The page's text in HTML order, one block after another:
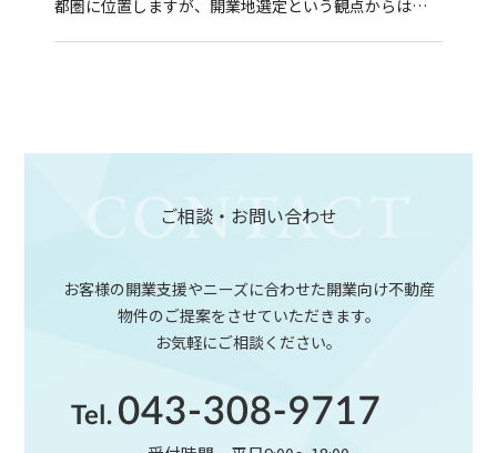
都圏に位置しますが、開業地選定という観点からは…
ご相談・お問い合わせ
お客様の開業支援やニーズに合わせた開業向け不動産
物件のご提案をさせていただきます。
お気軽にご相談ください。